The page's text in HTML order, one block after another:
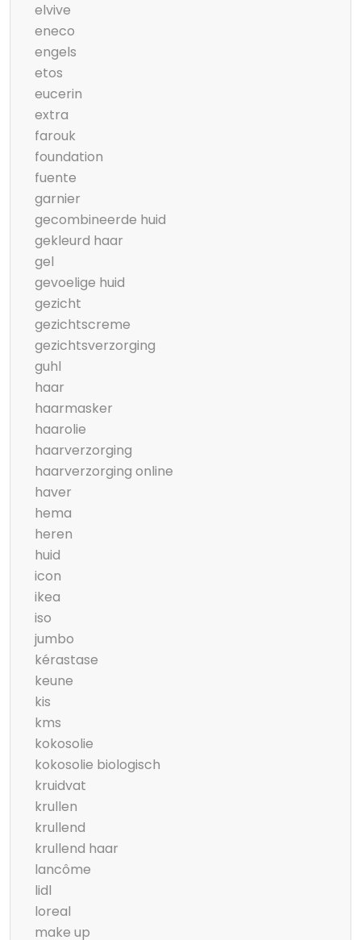
elvive
eneco
engels
etos
eucerin
extra
farouk
foundation
fuente
garnier
gecombineerde huid
gekleurd haar
gel
gevoelige huid
gezicht
gezichtscreme
gezichtsverzorging
guhl
haar
haarmasker
haarolie
haarverzorging
haarverzorging online
haver
hema
heren
huid
icon
ikea
iso
jumbo
kérastase
keune
kis
kms
kokosolie
kokosolie biologisch
kruidvat
krullen
krullend
krullend haar
lancôme
lidl
loreal
make up